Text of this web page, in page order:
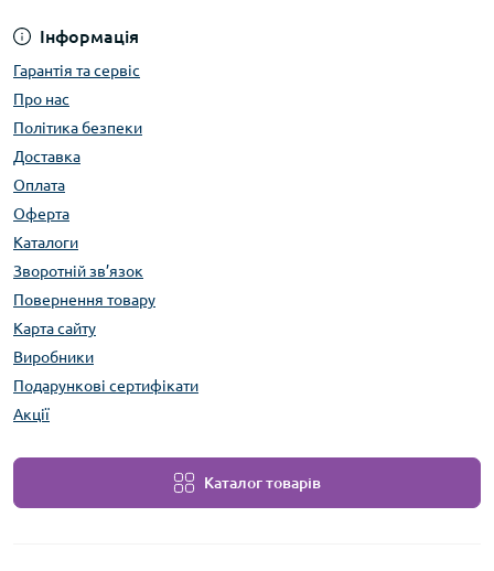
Інформація
Гарантія та сервіс
Про нас
Політика безпеки
Доставка
Оплата
Оферта
Каталоги
Зворотній зв’язок
Повернення товару
Карта сайту
Виробники
Подарункові сертифікати
Акції
Каталог товарів